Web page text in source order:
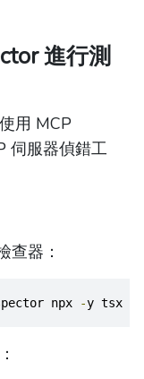
進行測
用 MCP
伺服器偵錯工
查器：
npx -y tsx